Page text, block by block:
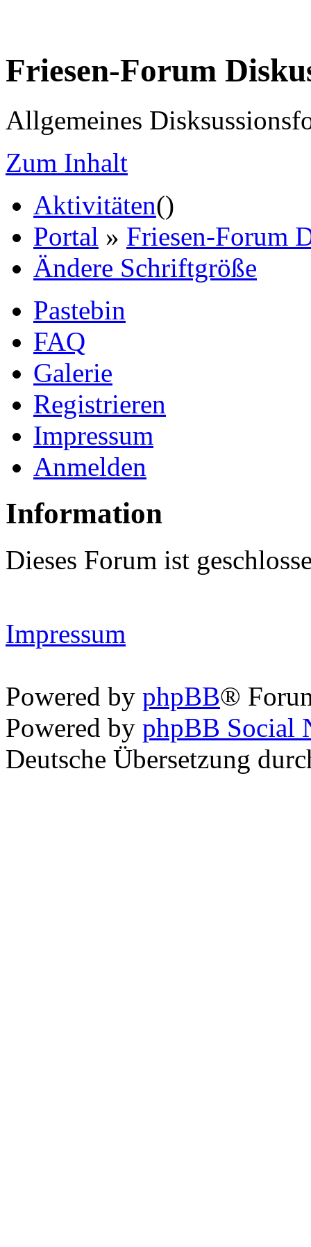
Friesen-Forum
Allgemeines
Zum Inhalt
Aktivitäten()
Portal » Friesen-Forum
Ändere Schriftgröße
Pastebin
FAQ
Galerie
Registrieren
Impressum
Anmelden
Information
Dieses Forum ist
Impressum
Powered by phpBB®
Powered by phpBB Social
Deutsche Übersetzung